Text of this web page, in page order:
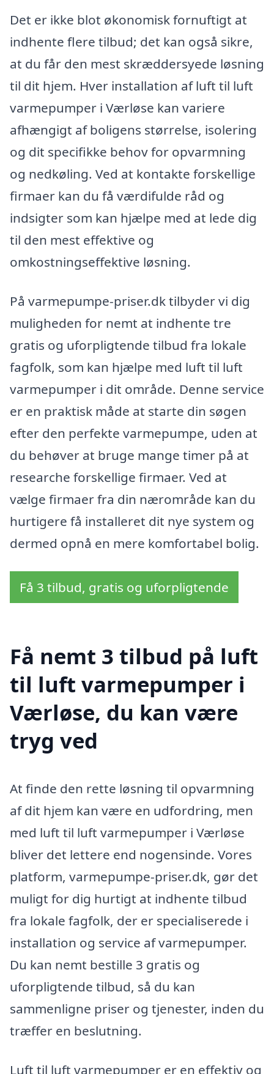
Det er ikke blot økonomisk fornuftigt at
indhente flere tilbud; det kan også sikre,
at du får den mest skræddersyede løsning
til dit hjem. Hver installation af luft til luft
varmepumper i Værløse kan variere
afhængigt af boligens størrelse, isolering
og dit specifikke behov for opvarmning
og nedkøling. Ved at kontakte forskellige
firmaer kan du få værdifulde råd og
indsigter som kan hjælpe med at lede dig
til den mest effektive og
omkostningseffektive løsning.
På varmepumpe-priser.dk tilbyder vi dig
muligheden for nemt at indhente tre
gratis og uforpligtende tilbud fra lokale
fagfolk, som kan hjælpe med luft til luft
varmepumper i dit område. Denne service
er en praktisk måde at starte din søgen
efter den perfekte varmepumpe, uden at
du behøver at bruge mange timer på at
researche forskellige firmaer. Ved at
vælge firmaer fra din nærområde kan du
hurtigere få installeret dit nye system og
dermed opnå en mere komfortabel bolig.
Få 3 tilbud, gratis og uforpligtende
Få nemt 3 tilbud på luft
til luft varmepumper i
Værløse, du kan være
tryg ved
At finde den rette løsning til opvarmning
af dit hjem kan være en udfordring, men
med luft til luft varmepumper i Værløse
bliver det lettere end nogensinde. Vores
platform, varmepumpe-priser.dk, gør det
muligt for dig hurtigt at indhente tilbud
fra lokale fagfolk, der er specialiserede i
installation og service af varmepumper.
Du kan nemt bestille 3 gratis og
uforpligtende tilbud, så du kan
sammenligne priser og tjenester, inden du
træffer en beslutning.
Luft til luft varmepumper er en effektiv og